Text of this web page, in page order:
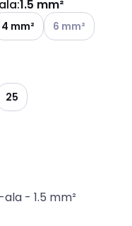
:1.5 mm²
4 mm² Katso
6 mm²
vaihtoehdot
25
ala- 1.5 mm²